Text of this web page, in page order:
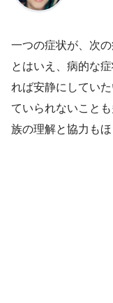
一つの症状が、次
とはいえ、病的な
れば安静にしてい
ていられないこと
族の理解と協力もほ